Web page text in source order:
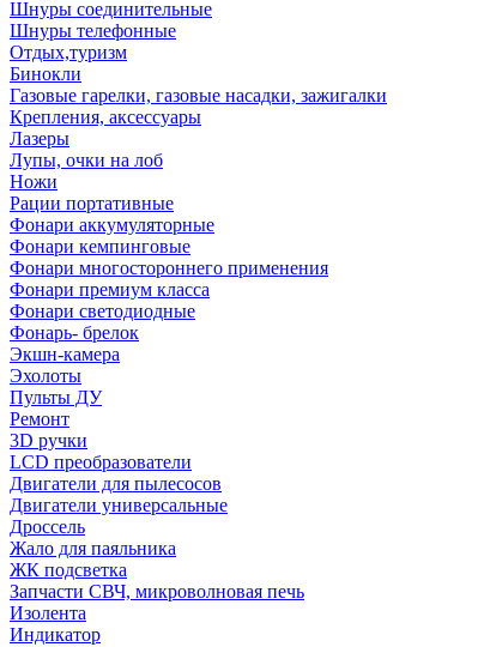
Шнуры соединительные
Шнуры телефонные
Отдых,туризм
Бинокли
Газовые гарелки, газовые насадки, зажигалки
Крепления, аксессуары
Лазеры
Лупы, очки на лоб
Ножи
Рации портативные
Фонари аккумуляторные
Фонари кемпинговые
Фонари многостороннего применения
Фонари премиум класса
Фонари светодиодные
Фонарь- брелок
Экшн-камера
Эхолоты
Пульты ДУ
Ремонт
3D ручки
LCD преобразователи
Двигатели для пылесосов
Двигатели универсальные
Дроссель
Жало для паяльника
ЖК подсветка
Запчасти СВЧ, микроволновая печь
Изолента
Индикатор